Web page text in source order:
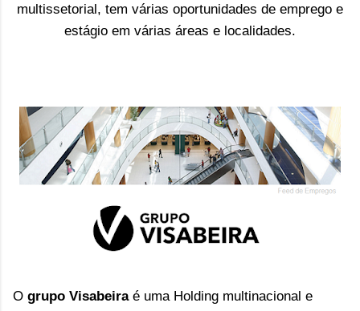
multissetorial, tem várias oportunidades de emprego e
estágio em várias áreas e localidades.
O grupo Visabeira é uma Holding multinacional e